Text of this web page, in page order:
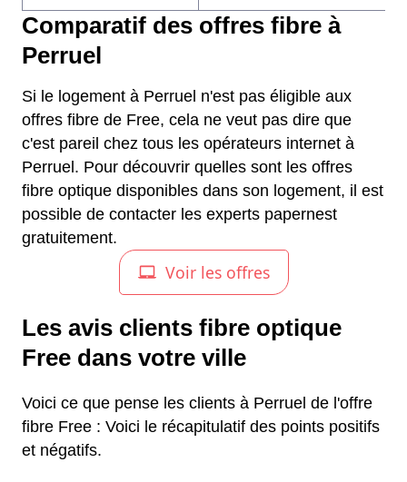
Comparatif des offres fibre à
Perruel
Si le logement à Perruel n'est pas éligible aux
offres fibre de Free, cela ne veut pas dire que
c'est pareil chez tous les opérateurs internet à
Perruel. Pour découvrir quelles sont les offres
fibre optique disponibles dans son logement, il est
possible de contacter les experts papernest
gratuitement.
Les avis clients fibre optique
Free dans votre ville
Voici ce que pense les clients à Perruel de l'offre
fibre Free : Voici le récapitulatif des points positifs
et négatifs.